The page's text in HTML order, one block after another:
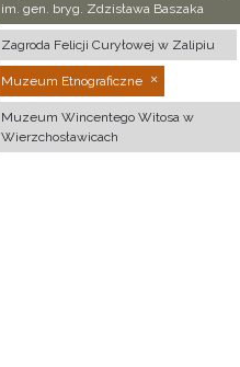
im. gen. bryg. Zdzisława Baszaka
Zagroda Felicji Curyłowej w Zalipiu
Muzeum Etnograficzne
Muzeum Wincentego Witosa w
Wierzchosławicach